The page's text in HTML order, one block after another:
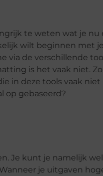
te weten wat je
wilt beginnen met
via de verschillende
is het vaak niet. Zo
in deze tools vaak niet
op gebaseerd?
Je kunt je namelijk
je uitgaven